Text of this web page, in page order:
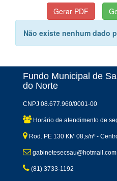
Não existe nenhum dado
Fundo Municipal de
do Norte
CNPJ 08.677.960/0001-00
Horário de atendimento de
Rod. PE 130 KM 08,s/nº -
gabinetesecsau@hotmail.com
(81) 3733-1192